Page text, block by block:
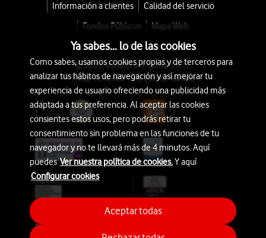
Información a clientes
Calidad del servicio
Fondos Públicos
Mapa Web
© 2026 Vodafone España S.A.U.
Avda. América 115, 28042 Madrid
Ya sabes... lo de las cookies
Como sabes, usamos cookies propias y de terceros para
analizar tus hábitos de navegación y así mejorar tu
experiencia de usuario ofreciendo una publicidad más
adaptada a tus preferencia. Al aceptar las cookies
consientes estos usos, pero podrás retirar tu
consentimiento sin problema en las funciones de tu
navegador y no te llevará más de 4 minutos. Aquí
puedesVer nuestra política de cookies.Y aquí
Configurar cookies
Aceptar todas